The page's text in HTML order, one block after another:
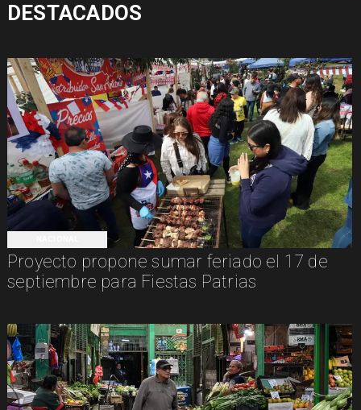
Proyecto propone sumar feriado el 17 de
septiembre para Fiestas Patrias
DESTACADOS